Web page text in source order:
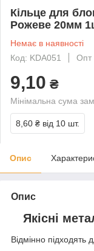
Кільце для
Рожеве 20мм
Немає в наявності
Код: KDA051
Опт
9,10 ₴
Мінімальна сума
8,60 ₴ від 10 шт.
Опис
Опис
Якісні
Відмінно підходять